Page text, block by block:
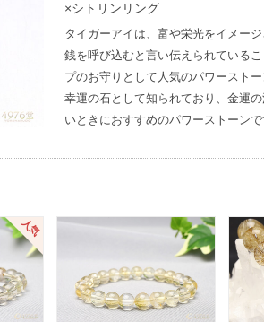
×シトリンリング
タイガーアイは、富や栄光をイメー
銭を呼び込むと言い伝えられている
プのお守りとして人気のパワーストー
幸運の石として知られており、金運
いときにおすすめのパワーストーンで